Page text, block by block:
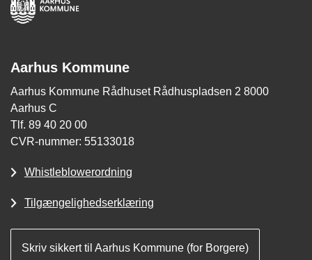
Aarhus Kommune
Aarhus Kommune Rådhuset Rådhuspladsen 2 8000
Aarhus C
Tlf. 89 40 20 00
CVR-nummer: 55133018
Whistleblowerordning
Tilgængelighedserklæring
Skriv sikkert til Aarhus Kommune (for Borgere)